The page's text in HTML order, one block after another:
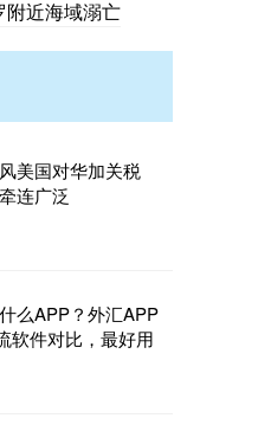
附近海域溺亡
美国对华加关税
连广泛
么APP？外汇APP
软件对比，最好用